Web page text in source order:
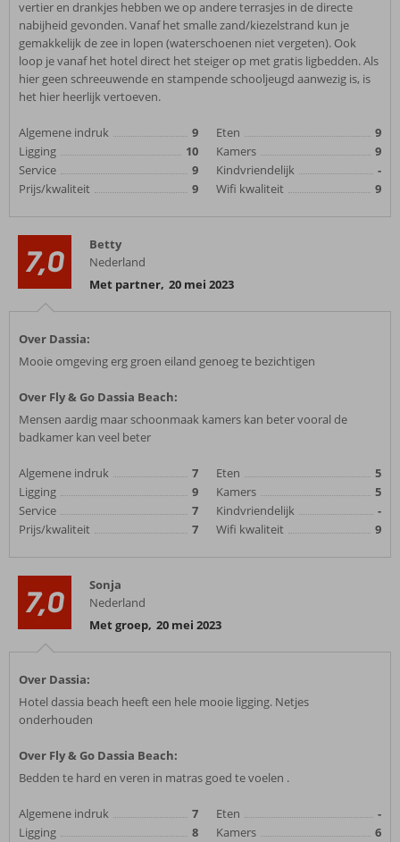
vertier en drankjes hebben we op andere terrasjes in de directe
nabijheid gevonden. Vanaf het smalle zand/kiezelstrand kun je
gemakkelijk de zee in lopen (waterschoenen niet vergeten). Ook
loop je vanaf het hotel direct het steiger op met gratis ligbedden. Als
hier geen schreeuwende en stampende schooljeugd aanwezig is, is
het hier heerlijk vertoeven.
Algemene indruk
9
Ligging
10
Service
9
Prijs/kwaliteit
9
Eten
9
Kamers
9
Kindvriendelijk
-
Wifi kwaliteit
9
7,0
Betty
Nederland
Met partner, 20 mei 2023
Over Dassia:
Mooie omgeving erg groen eiland genoeg te bezichtigen
Over Fly & Go Dassia Beach:
Mensen aardig maar schoonmaak kamers kan beter vooral de
badkamer kan veel beter
Algemene indruk
7
Ligging
9
Service
7
Prijs/kwaliteit
7
Eten
5
Kamers
5
Kindvriendelijk
-
Wifi kwaliteit
9
7,0
Sonja
Nederland
Met groep, 20 mei 2023
Over Dassia:
Hotel dassia beach heeft een hele mooie ligging. Netjes
onderhouden
Over Fly & Go Dassia Beach:
Bedden te hard en veren in matras goed te voelen .
Algemene indruk
7
Ligging
8
Eten
-
Kamers
6